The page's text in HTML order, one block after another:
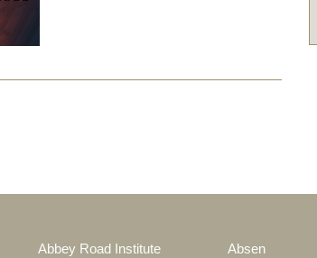
Abbey Road Institute
Absen